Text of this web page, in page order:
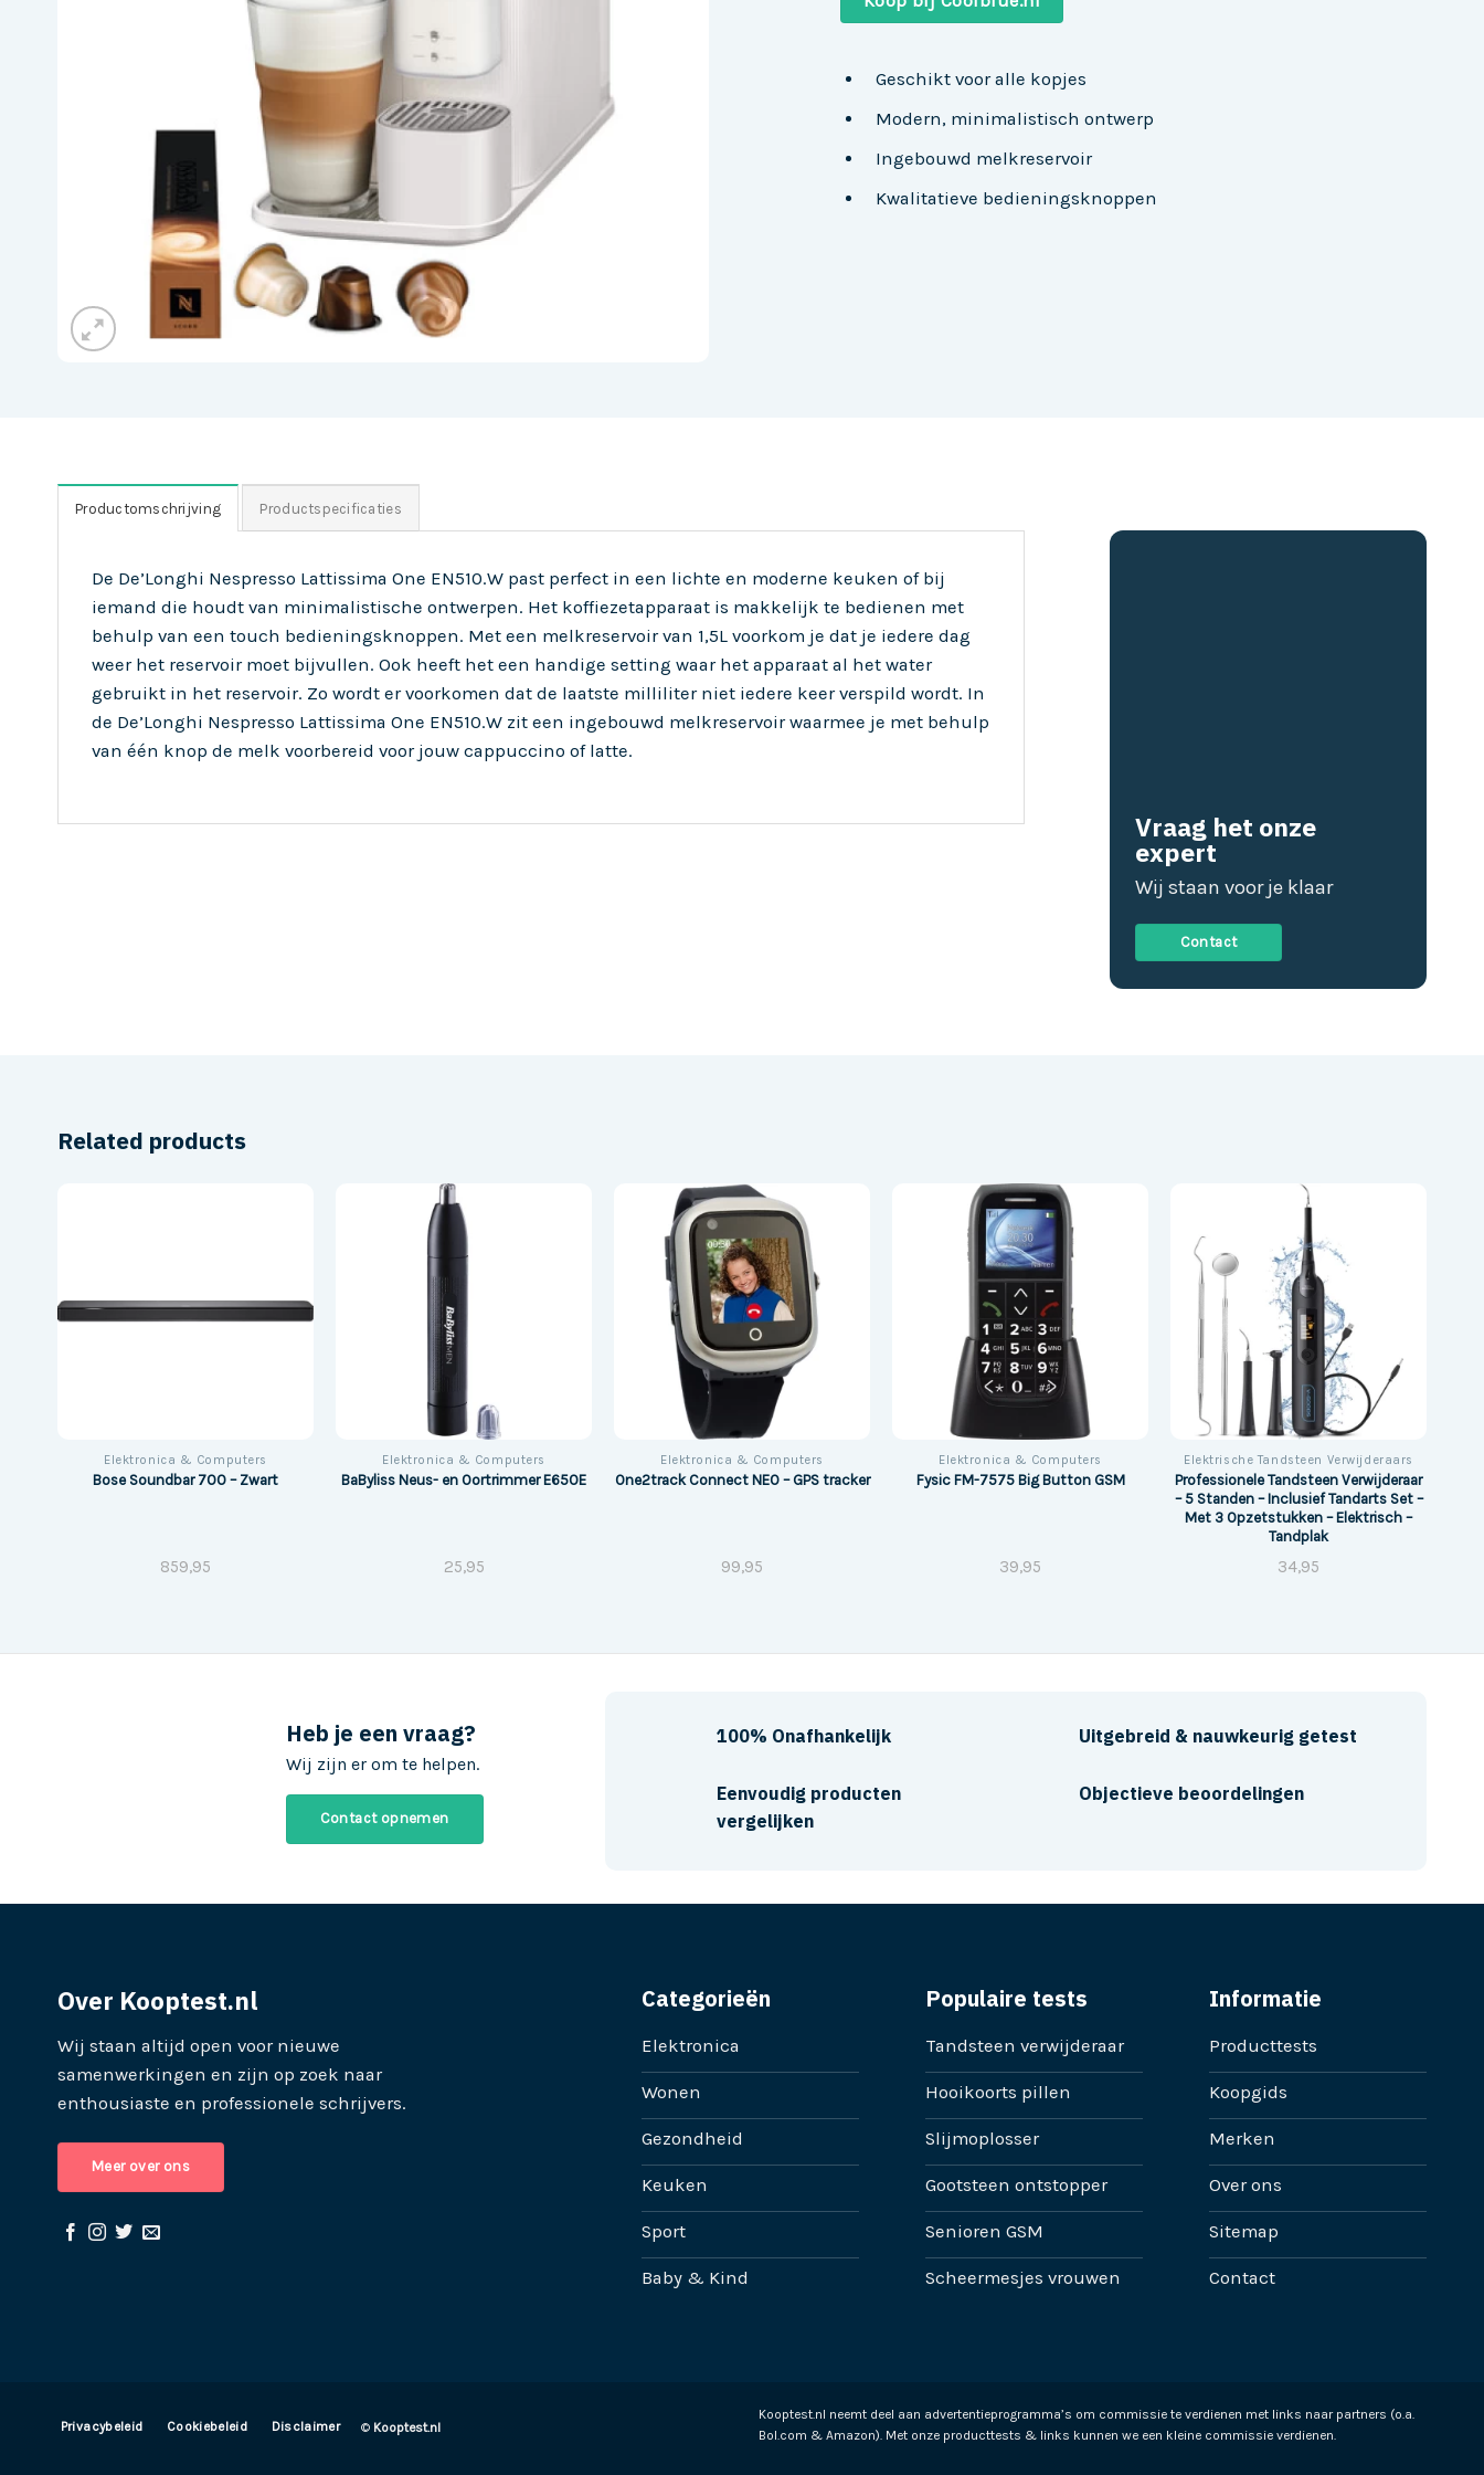
Geschikt voor alle kopjes
Modern, minimalistisch ontwerp
Ingebouwd melkreservoir
Kwalitatieve bedieningsknoppen
Productomschrijving Productspecificaties
De De’Longhi Nespresso Lattissima One EN510.W past perfect in een lichte en moderne keuken of bij
iemand die houdt van minimalistische ontwerpen. Het koffiezetapparaat is makkelijk te bedienen met
behulp van een touch bedieningsknoppen. Met een melkreservoir van 1,5L voorkom je dat je iedere dag
weer het reservoir moet bijvullen. Ook heeft het een handige setting waar het apparaat al het water
gebruikt in het reservoir. Zo wordt er voorkomen dat de laatste milliliter niet iedere keer verspild wordt. In
de De’Longhi Nespresso Lattissima One EN510.W zit een ingebouwd melkreservoir waarmee je met behulp
van één knop de melk voorbereid voor jouw cappuccino of latte.
Vraag het onze
expert
Wij staan voor je klaar
Contact
Related products
Elektronica & Computers
Bose Soundbar 700 – Zwart
859,95
Elektronica & Computers
BaByliss Neus- en Oortrimmer E650E
25,95
Elektronica & Computers
One2track Connect NEO – GPS tracker
99,95
Elektronica & Computers
Fysic FM-7575 Big Button GSM
39,95
Elektrische Tandsteen Verwijderaars
Professionele Tandsteen Verwijderaar
– 5 Standen – Inclusief Tandarts Set –
Met 3 Opzetstukken – Elektrisch –
Tandplak
34,95
Heb je een vraag?
Wij zijn er om te helpen.
Contact opnemen
100% Onafhankelijk
Eenvoudig producten
vergelijken
Uitgebreid & nauwkeurig getest
Objectieve beoordelingen
Over Kooptest.nl
Wij staan altijd open voor nieuwe
samenwerkingen en zijn op zoek naar
enthousiaste en professionele schrijvers.
Meer over ons
Categorieën
Elektronica
Wonen
Gezondheid
Keuken
Sport
Baby & Kind
Populaire tests
Tandsteen verwijderaar
Hooikoorts pillen
Slijmoplosser
Gootsteen ontstopper
Senioren GSM
Scheermesjes vrouwen
Informatie
Producttests
Koopgids
Merken
Over ons
Sitemap
Contact
Privacybeleid Cookiebeleid Disclaimer © Kooptest.nl
Kooptest.nl neemt deel aan advertentieprogramma’s om commissie te verdienen met links naar partners (o.a.
Bol.com & Amazon). Met onze producttests & links kunnen we een kleine commissie verdienen.